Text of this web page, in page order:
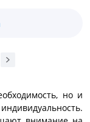
но и